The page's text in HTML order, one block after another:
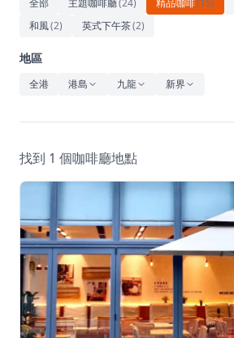
藝術文化
休閒
全部 主題咖啡廳(24) 精品咖啡(15)
和風(2) 英式下午茶(2)
地區
全港 港島 九龍 新界
找到 1 個咖啡廳地點